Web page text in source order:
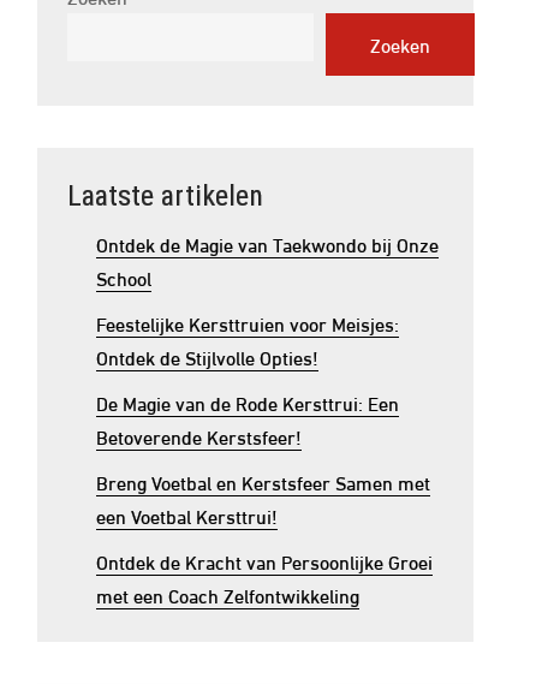
Zoeken
Laatste artikelen
Ontdek de Magie van Taekwondo bij Onze
School
Feestelijke Kersttruien voor Meisjes:
Ontdek de Stijlvolle Opties!
De Magie van de Rode Kersttrui: Een
Betoverende Kerstsfeer!
Breng Voetbal en Kerstsfeer Samen met
een Voetbal Kersttrui!
Ontdek de Kracht van Persoonlijke Groei
met een Coach Zelfontwikkeling